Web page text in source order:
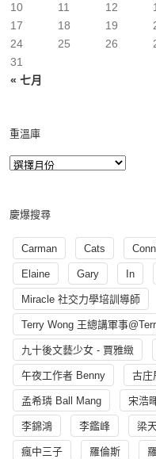
« 七月
10
11 12
17
18 19
24
25 26
31
重溫庫
慶爆搜尋
Carman Cats
Elaine Gary In
Miracle 社交力學培訓導師
Terry Wong 王總講軍事
九十後文藝少女 - 賈雅緻
午夜工作者 Benny 古庄
孟希璘 Ball Mang 宋浩
李錦鴻 李鑑峰 梁
瘋中三子 羅倫斯